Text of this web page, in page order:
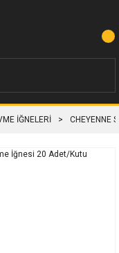
İĞNELERİ CHEYENNE